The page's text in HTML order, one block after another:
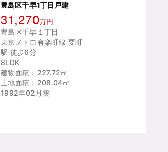
豊島区千早1丁目戸建
31,270万円
豊島区千早１丁目
東京メトロ有楽町線 要町
駅 徒歩6分
8LDK
建物面積：227.72㎡
土地面積：208.04㎡
1992年02月築